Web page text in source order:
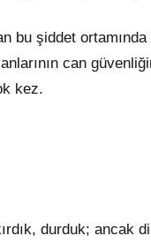
bu şiddet
can
kez.
durduk; ancak